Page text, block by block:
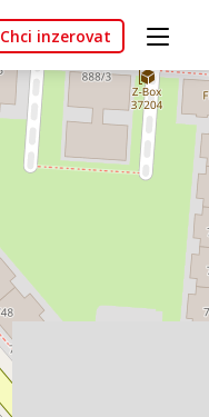
Chci inzerovat